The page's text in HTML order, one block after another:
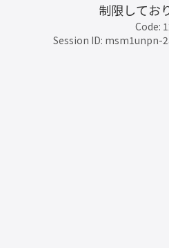
制限してお
Code:
Session ID: msm1unpn-